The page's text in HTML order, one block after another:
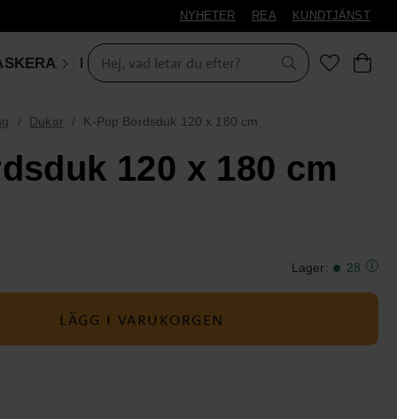
NYHETER REA KUNDTJÄNST
LEKSAKER & PRESENTER
Dukar K-Pop Bordsduk 120 x 180 cm
120 x 180 cm
Lager: 28
LÄGG I VARUKORGEN